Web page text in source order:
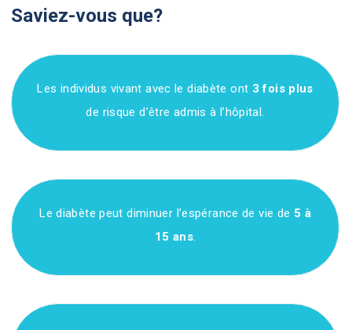
Saviez-vous que?
Les individus vivant avec le diabète ont 3 fois plus
de risque d’être admis à l’hôpital.
Le diabète peut diminuer l’espérance de vie de 5 à
15 ans.